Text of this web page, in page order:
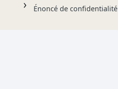
Énoncé de confidentialité